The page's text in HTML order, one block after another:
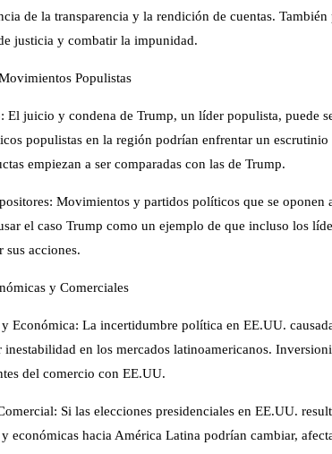
de la transparencia y la rendición de cuentas.
justicia y combatir la impunidad.
Populistas
El juicio y condena de Trump, un líder populista, puede
populistas en la región podrían enfrentar un
empiezan a ser comparadas con las de Trump.
Movimientos y partidos políticos que se oponen
el caso Trump como un ejemplo de que incluso los
sus acciones.
y Comerciales
Económica: La incertidumbre política en EE.UU.
inestabilidad en los mercados latinoamericanos.
del comercio con EE.UU.
Si las elecciones presidenciales en EE.UU.
económicas hacia América Latina podrían cambiar,